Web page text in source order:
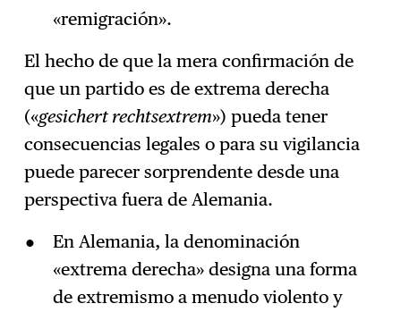
«remigración».
El hecho de que la mera confirmación de
que un partido es de extrema derecha
(«gesichert rechtsextrem») pueda tener
consecuencias legales o para su vigilancia
puede parecer sorprendente desde una
perspectiva fuera de Alemania.
En Alemania, la denominación
«extrema derecha» designa una forma
de extremismo a menudo violento y